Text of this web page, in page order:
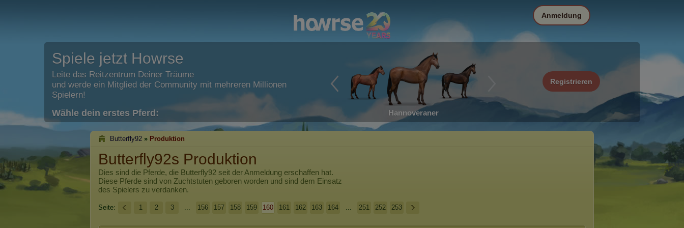
Spiele jetzt Howrse
Leite das Reitzentrum Deiner Träume
und werde ein Mitglied der Community mit mehreren Millionen
Spielern!
Wähle dein erstes Pferd: Hannoveraner
Registrieren
Anmeldung
Butterfly92 » Produktion
Butterfly92s Produktion
Dies sind die Pferde, die Butterfly92 seit der Anmeldung erschaffen hat.
Diese Pferde sind von Zuchtstuten geboren worden und sind dem Einsatz
des Spielers zu verdanken.
Seite: 1 2 3 ... 156 157 158 159 160 161 162 163 164 ... 251 252 253